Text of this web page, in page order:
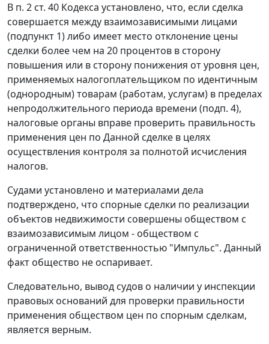
В п. 2 ст. 40 Кодекса установлено, что, если сделка
совершается между взаимозависимыми лицами
(подпункт 1) либо имеет место отклонение цены
сделки более чем на 20 процентов в сторону
повышения или в сторону понижения от уровня цен,
применяемых налогоплательщиком по идентичным
(однородным) товарам (работам, услугам) в пределах
непродолжительного периода времени (подп. 4),
налоговые органы вправе проверить правильность
применения цен по Данной сделке в целях
осуществления контроля за полнотой исчисления
налогов.
Судами установлено и материалами дела
подтверждено, что спорные сделки по реализации
объектов недвижимости совершены обществом с
взаимозависимым лицом - обществом с
ограниченной ответственностью "Импульс". Данный
факт общество не оспаривает.
Следовательно, вывод судов о наличии у инспекции
правовых оснований для проверки правильности
применения обществом цен по спорным сделкам,
является верным.